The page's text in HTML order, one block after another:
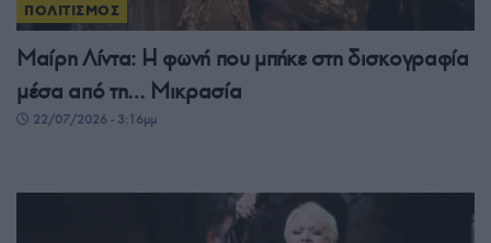
ΠΟΛΙΤΙΣΜΟΣ
Μαίρη Λίντα: Η φωνή που μπήκε στη δισκογραφία
μέσα από τη… Μικρασία
22/07/2026 - 3:16μμ